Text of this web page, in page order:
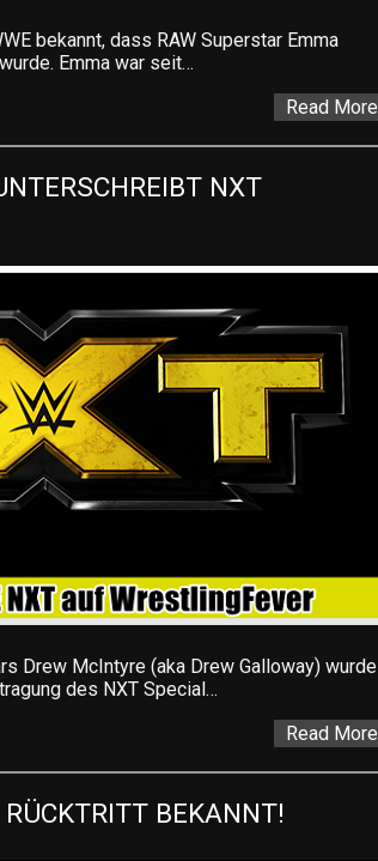
bekannt, dass RAW Superstar Emma
Emma war seit…
Read More
NXT
Drew McIntyre (aka Drew Galloway) wurde
des NXT Special…
Read More
BEKANNT!